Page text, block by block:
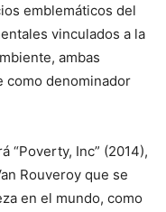
emblemáticos del
vinculados a la
ambas
como denominador
“Poverty, Inc” (2014),
Rouveroy que se
en el mundo, como